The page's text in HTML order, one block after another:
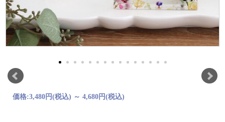
価格:3,480円(税込) ～ 4,680円(税込)